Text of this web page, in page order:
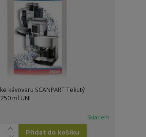
kávovaru SCANPART Tekutý
ml UNI
Skladem
Přidat do košíku